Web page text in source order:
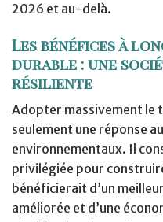
2026 et au-delà.
Les bénéfices à
durable : une
résiliente
Adopter massivement le
seulement une réponse
environnementaux. Il
privilégiée pour
bénéficierait d’un
améliorée et d’une